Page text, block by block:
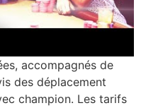
accompagnés de
des déplacement
champion. Les tarifs